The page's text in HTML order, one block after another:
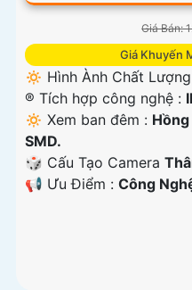
Giá Bán:
Giá Khuyến
🔅 Hình Ành Chất
®️ Tích hợp công nghệ :
🔅 Xem ban đêm :
SMD.
🎲 Cấu Tạo Camera
️📢 Ưu Điểm : Công